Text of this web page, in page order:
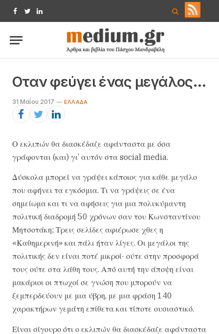
Facebook
TwitterLinkedIn
Οταν φεύγει ένας μεγάλος…
31 Μαΐου 2017 ΕΛΛΆΔΑ
Ο εκλιπών θα διασκέδαζε αφάνταστα με όσα
γράφονται (και) γι’ αυτόν στα social media.
Δύσκολα μπορεί να γράψει κάποιος για κάθε μεγάλο
που αφήνει τα εγκόσμια. Τι να γράψεις σε ένα
σημείωμα και τι να αφήσεις για μια πολυκύμαντη
πολιτική διαδρομή 50 χρόνων σαν του Κωνσταντίνου
Μητσοτάκη; Τρεις σελίδες αφιέρωσε χθες η
«Καθημερινή» και πάλι ήταν λίγες. Οι μεγάλοι της
πολιτικής δεν είναι ποτέ μικροί· ούτε στην προσφορά
τους ούτε στα λάθη τους. Από αυτή την άποψη είναι
μακάριοι οι πτωχοί σε γνώση που μπορούν να
ξεμπερδεύουν με μια ύβρη, με μια φράση 140
χαρακτήρων γεμάτη επίθετα και τίποτε ουσιαστικό.
Είναι σίγουρο ότι ο εκλιπών θα διασκέδαζε αφάνταστα